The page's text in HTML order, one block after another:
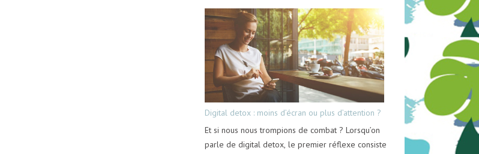
Digital detox : moins d’écran ou plus d’attention ?
Et si nous nous trompions de combat ? Lorsqu’on
parle de digital detox, le premier réflexe consiste